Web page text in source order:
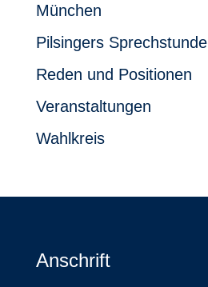
München
Pilsingers Sprechstunde
Reden und Positionen
Veranstaltungen
Wahlkreis
Anschrift